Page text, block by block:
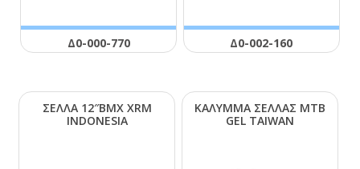
Δ0-000-770 Δ0-002-160
ΣΕΛΛΑ 12″ΒΜΧ ΧRΜ
ΙΝDΟΝΕSΙΑ
ΚΑΛΥΜΜΑ ΣΕΛΛΑΣ ΜΤΒ
GΕL ΤΑΙWΑΝ